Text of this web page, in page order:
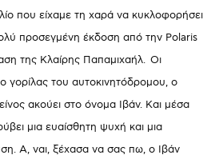
που είχαμε τη χαρά να κυκλοφορήσει
προσεγμένη έκδοση από την Polaris
της Κλαίρης Παπαμιχαήλ. Οι
γορίλας του αυτοκινητόδρομου, ο
ακούει στο όνομα Ιβάν. Και μέσα
μια ευαίσθητη ψυχή και μια
Α, ναι, ξέχασα να σας πω, ο Ιβάν